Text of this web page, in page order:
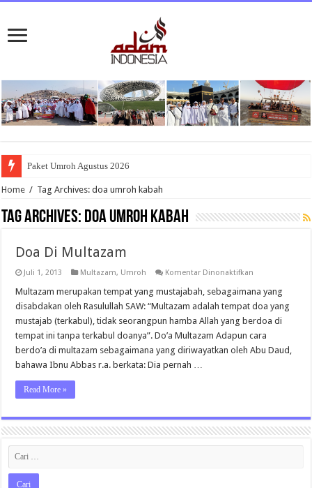
Paket Umroh Agustus 2026
Home / Tag Archives: doa umroh kabah
Tag Archives: doa umroh kabah
Doa Di Multazam
Juli 1, 2013 Multazam, Umroh Komentar Dinonaktifkan
Di
Multazam
Multazam merupakan tempat yang mustajabah, sebagaimana yang
disabdakan oleh Rasulullah SAW: “Multazam adalah tempat doa yang
mustajab (terkabul), tidak seorangpun hamba Allah yang berdoa di
tempat ini tanpa terkabul doanya”. Do’a Multazam Adapun cara
berdo’a di multazam sebagaimana yang diriwayatkan oleh Abu Daud,
bahawa Ibnu Abbas r.a. berkata: Dia pernah …
Read More »